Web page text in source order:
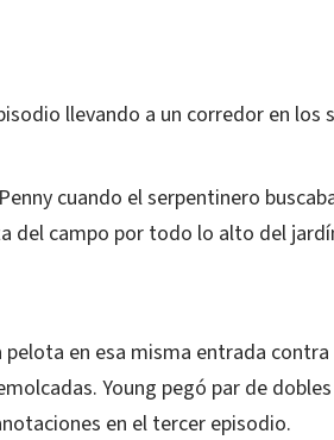
llevando a un corredor en los
cuando el serpentinero
del campo por todo lo alto del
en esa misma entrada contra
Young pegó par de
en el tercer episodio.